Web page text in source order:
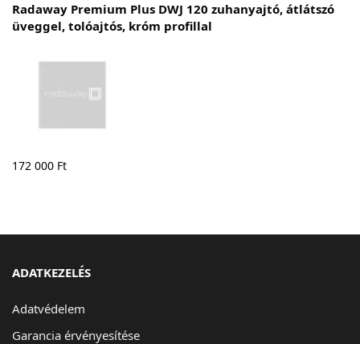
Radaway Premium Plus DWJ 120 zuhanyajtó, átlátszó
üveggel, tolóajtós, króm profillal
172 000 Ft
ADATKEZELÉS
Adatvédelem
Garancia érvényesítése